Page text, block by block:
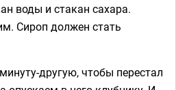
воды и стакан сахара.
Сироп должен стать
другую, чтобы перестал